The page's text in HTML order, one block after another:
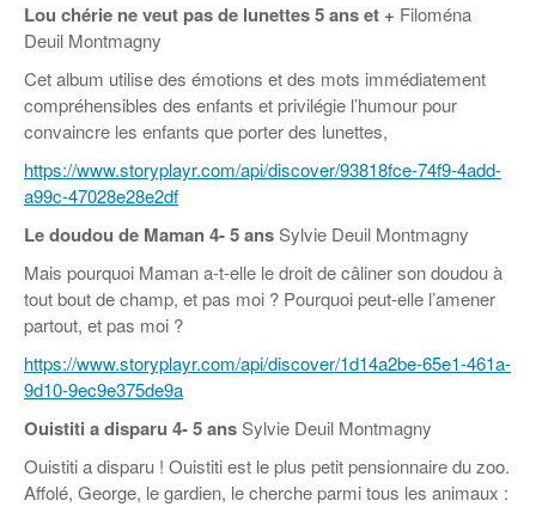
Lou chérie ne veut pas de lunettes5 ans et + Filoména
Deuil Montmagny
Cet album utilise des émotions et des mots immédiatement
compréhensibles des enfants et privilégie l’humour pour
convaincre les enfants que porter des lunettes,
https://www.storyplayr.com/api/discover/93818fce-74f9-4add-
a99c-47028e28e2df
Le doudou de Maman4- 5 ansSylvie Deuil Montmagny
Mais pourquoi Maman a-t-elle le droit de câliner son doudou à
tout bout de champ, et pas moi ? Pourquoi peut-elle l’amener
partout, et pas moi ?
https://www.storyplayr.com/api/discover/1d14a2be-65e1-461a-
9d10-9ec9e375de9a
Ouistiti a disparu 4- 5 ansSylvie Deuil Montmagny
Ouistiti a disparu ! Ouistiti est le plus petit pensionnaire du zoo.
Affolé, George, le gardien, le cherche parmi tous les animaux :